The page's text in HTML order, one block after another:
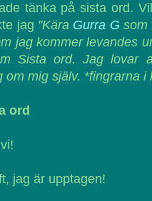
tänka på sista ord.
jag "Kära Gurra G som
jag kommer levandes
Sista ord. Jag lovar
om mig själv. *fingrarna i
ord
jag är upptagen!